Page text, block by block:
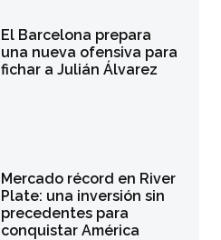
El Barcelona prepara
una nueva ofensiva para
fichar a Julián Álvarez
Mercado récord en River
Plate: una inversión sin
precedentes para
conquistar América